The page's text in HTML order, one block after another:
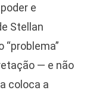
e
Stellan
“problema”
— e não
coloca a